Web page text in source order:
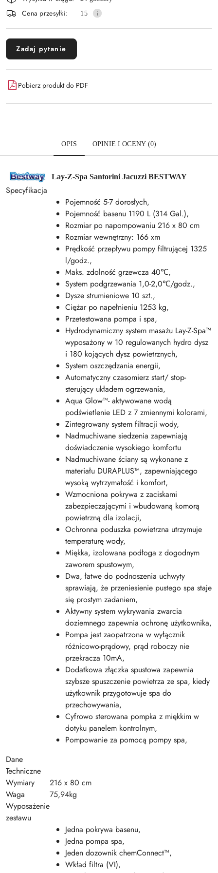
Wyślij
i
dostawa
Cena przesyłki: 15
Zadaj pytanie
Pobierz produkt do PDF
OPIS OPINIE I OCENY (0)
Lay-Z-Spa Santorini Jacuzzi BESTWAY
Specyfikacja
Pojemność 5-7 dorosłych,
Pojemność basenu 1190 L (314 Gal.),
Rozmiar po napompowaniu 216 x 80 cm
Rozmiar wewnętrzny: 166 xm
Prędkość przepływu pompy filtrującej 1325
l/godz.,
Maks. zdolność grzewcza 40℃,
System podgrzewania 1,0-2,0℃/godz.,
Dysze strumieniowe 10 szt.,
Ciężar po napełnieniu 1253 kg,
Przetestowana pompa i spa,
Hydrodynamiczny system masażu Lay-Z-Spa™
wyposażony w 10 regulowanych hydro dysz
i 180 kojących dysz powietrznych,
System oszczędzania energii,
Automatyczny czasomierz start/ stop-
sterujący układem ogrzewania,
Aqua Glow™- aktywowane wodą
podświetlenie LED z 7 zmiennymi kolorami,
Zintegrowany system filtracji wody,
Nadmuchiwane siedzenia zapewniają
doświadczenie wysokiego komfortu
Nadmuchiwane ściany są wykonane z
materiału DURAPLUS™, zapewniającego
wysoką wytrzymałość i komfort,
Wzmocniona pokrywa z zaciskami
zabezpieczającymi i wbudowaną komorą
powietrzną dla izolacji,
Ochronna poduszka powietrzna utrzymuje
temperaturę wody,
Miękka, izolowana podłoga z dogodnym
zaworem spustowym,
Dwa, łatwe do podnoszenia uchwyty
sprawiają, że przeniesienie pustego spa staje
się prostym zadaniem,
Aktywny system wykrywania zwarcia
doziemnego zapewnia ochronę użytkownika,
Pompa jest zaopatrzona w wyłącznik
różnicowo-prądowy, prąd roboczy nie
przekracza 10mA,
Dodatkowa złączka spustowa zapewnia
szybsze spuszczenie powietrza ze spa, kiedy
użytkownik przygotowuje spa do
przechowywania,
Cyfrowo sterowana pompka z miękkim w
dotyku panelem kontrolnym,
Pompowanie za pomocą pompy spa,
Dane
Techniczne
Wymiary
216 x 80 cm
Waga
75,94kg
Wyposażenie
zestawu
Jedna pokrywa basenu,
Jedna pompa spa,
Jeden dozownik chemConnect™,
Wkład filtra (VI),